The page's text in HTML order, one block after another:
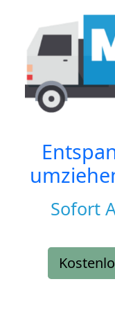
Sofort